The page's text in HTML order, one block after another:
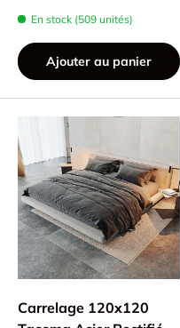
En stock (509 unités)
Ajouter au panier
Carrelage 120x120